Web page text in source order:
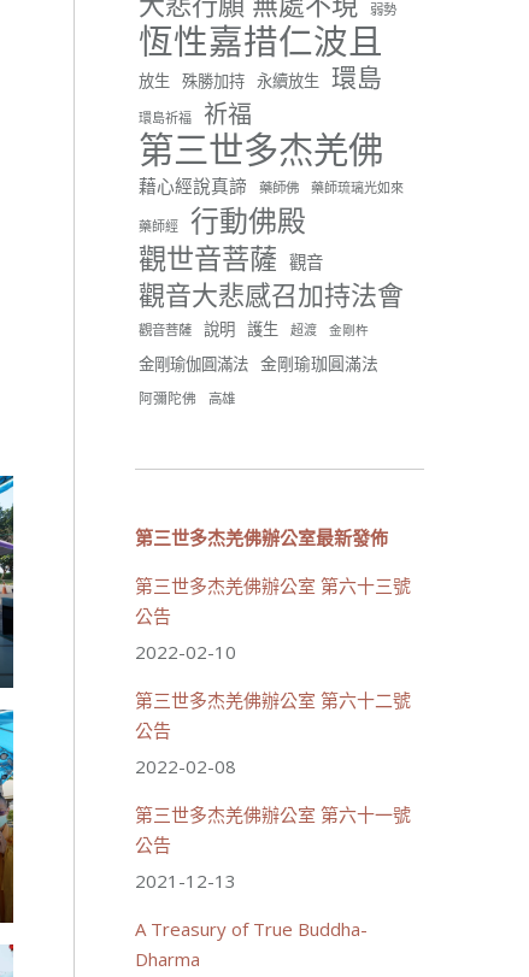
91 42 則留言
分享
世界佛教正心會
June 21, 2026, 12:54 AM
週日（6/21）將於世界佛教正
心會金龜山三寶殿... 觀看更多
分享
載入更多
弱勢
恆性嘉措仁波且
放生 殊勝加持 永續放生 環島
環島祈福 祈福
第三世多杰羌佛
藉心經說真諦 藥師佛 藥師琉璃光如來
藥師經 行動佛殿
觀世音菩薩 觀音
觀音大悲感召加持法會
觀音菩薩 說明 護生 超渡 金剛杵
金剛瑜伽圓滿法 金剛瑜珈圓滿法
阿彌陀佛 高雄
第三世多杰羌佛辦公室最新發佈
第三世多杰羌佛辦公室 第六十三號
公告
2022-02-10
第三世多杰羌佛辦公室 第六十二號
公告
2022-02-08
第三世多杰羌佛辦公室 第六十一號
公告
2021-12-13
A Treasury of True Buddha-
Dharma